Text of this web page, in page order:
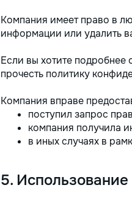
Компания имеет право в
информации или удалить
Если вы хотите
прочесть политику
Компания вправе
поступил запрос
компания получила
в иных случаях в
5.